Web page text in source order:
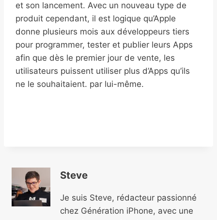
et son lancement. Avec un nouveau type de
produit cependant, il est logique qu’Apple
donne plusieurs mois aux développeurs tiers
pour programmer, tester et publier leurs Apps
afin que dès le premier jour de vente, les
utilisateurs puissent utiliser plus d’Apps qu’ils
ne le souhaitaient. par lui-même.
Steve
Je suis Steve, rédacteur passionné
chez Génération iPhone, avec une